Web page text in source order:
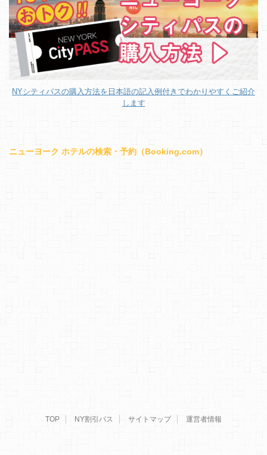
NYシティパスの購入方法を日本語の記入例付きでわかりやすくご紹介
します
ニューヨーク ホテルの検索・予約（Booking.com）
TOP NY割引パス サイトマップ 運営者情報